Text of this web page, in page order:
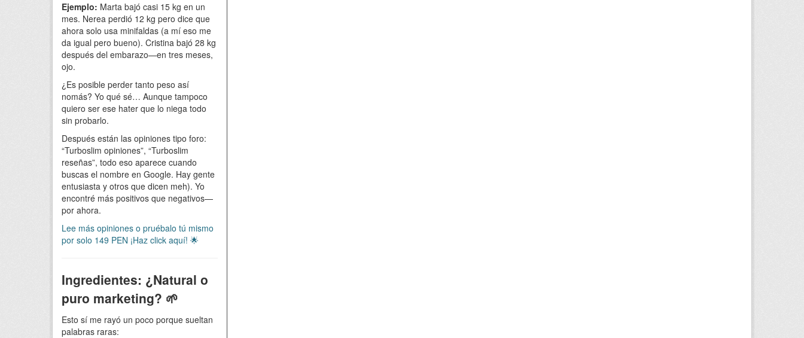
Ejemplo: Marta bajó casi 15 kg en un
mes. Nerea perdió 12 kg pero dice que
ahora solo usa minifaldas (a mí eso me
da igual pero bueno). Cristina bajó 28 kg
después del embarazo—en tres meses,
ojo.
¿Es posible perder tanto peso así
nomás? Yo qué sé… Aunque tampoco
quiero ser ese hater que lo niega todo
sin probarlo.
Después están las opiniones tipo foro:
“Turboslim opiniones”, “Turboslim
reseñas”, todo eso aparece cuando
buscas el nombre en Google. Hay gente
entusiasta y otros que dicen meh). Yo
encontré más positivos que negativos—
por ahora.
Lee más opiniones o pruébalo tú mismo
por solo 149 PEN ¡Haz click aquí! 🌟
Ingredientes: ¿Natural o
puro marketing? 🌱
Esto sí me rayó un poco porque sueltan
palabras raras: